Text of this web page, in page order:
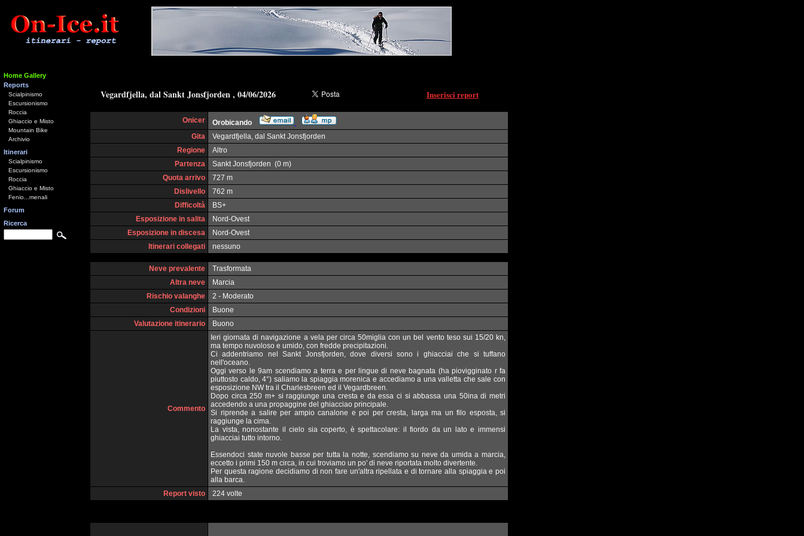
Home Gallery
Reports
Scialpinismo
Escursionismo
Roccia
Ghiaccio e Misto
Mountain Bike
Archivio
Itinerari
Scialpinismo
Escursionismo
Roccia
Ghiaccio e Misto
Fenio...menali
Forum
Ricerca
Vegardfjella, dal Sankt Jonsfjorden , 04/06/2026 Inserisci report
Onicer
Orobicando
Gita
Vegardfjella, dal Sankt Jonsfjorden
Regione
Altro
Partenza
Sankt Jonsfjorden (0 m)
Quota arrivo
727 m
Dislivello
762 m
Difficoltà
BS+
Esposizione in salita
Nord-Ovest
Esposizione in discesa
Nord-Ovest
Itinerari collegati
nessuno
Neve prevalente
Trasformata
Altra neve
Marcia
Rischio valanghe
2 - Moderato
Condizioni
Buone
Valutazione itinerario
Buono
Commento
Ieri giornata di navigazione a vela per circa 50miglia con un bel vento teso sui 15/20 kn,
ma tempo nuvoloso e umido, con fredde precipitazioni.
Ci addentriamo nel Sankt Jonsfjorden, dove diversi sono i ghiacciai che si tuffano
nell'oceano.
Oggi verso le 9am scendiamo a terra e per lingue di neve bagnata (ha piovigginato r fa
piuttosto caldo, 4°) saliamo la spiaggia morenica e accediamo a una valletta che sale con
esposizione NW tra il Charlesbreen ed il Vegardbreen.
Dopo circa 250 m+ si raggiunge una cresta e da essa ci si abbassa una 50ina di metri
accedendo a una propaggine del ghiacciao principale.
Si riprende a salire per ampio canalone e poi per cresta, larga ma un filo esposta, si
raggiunge la cima.
La vista, nonostante il cielo sia coperto, è spettacolare: il fiordo da un lato e immensi
ghiacciai tutto intorno.
Essendoci state nuvole basse per tutta la notte, scendiamo su neve da umida a marcia,
eccetto i primi 150 m circa, in cui troviamo un po' di neve riportata molto divertente.
Per questa ragione decidiamo di non fare un'altra ripellata e di tornare alla spiaggia e poi
alla barca.
Report visto
224 volte